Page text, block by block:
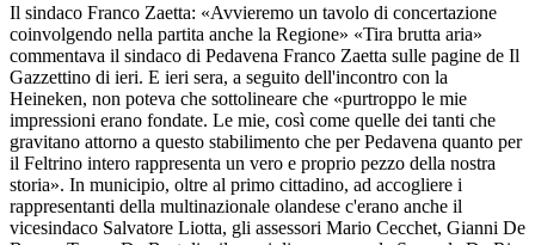
Il sindaco Franco Zaetta: «Avvieremo un tavolo di concertazione
coinvolgendo nella partita anche la Regione» «Tira brutta aria»
commentava il sindaco di Pedavena Franco Zaetta sulle pagine de Il
Gazzettino di ieri. E ieri sera, a seguito dell'incontro con la
Heineken, non poteva che sottolineare che «purtroppo le mie
impressioni erano fondate. Le mie, così come quelle dei tanti che
gravitano attorno a questo stabilimento che per Pedavena quanto per
il Feltrino intero rappresenta un vero e proprio pezzo della nostra
storia». In municipio, oltre al primo cittadino, ad accogliere i
rappresentanti della multinazionale olandese c'erano anche il
vicesindaco Salvatore Liotta, gli assessori Mario Cecchet, Gianni De